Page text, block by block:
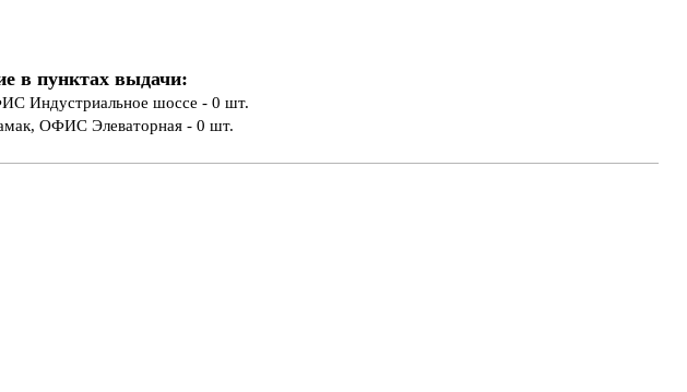
в пунктах выдачи:
Индустриальное шоссе - 0 шт.
ОФИС Элеваторная - 0 шт.